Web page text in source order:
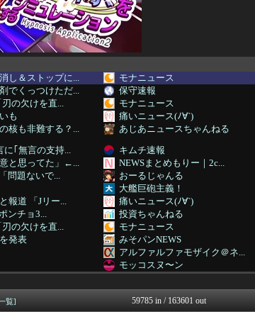
し＆ストップに...
モナニュース
でくっつけただ...
保守速報
の欠けを直...
モナニュース
も
痛いニュース(ﾉ∀`)
核も非難する？...
あじあニュースちゃんねる
｢無言の支持...
キムチ速報
と思ってた」←...
NEWSまとめもりー｜2c...
問題ないで...
おーるじゃんる
大艦巨砲主義！
報道 「Jリー...
痛いニュース(ﾉ∀`)
ンチョ3...
投資ちゃんねる
の欠けを直...
モナニュース
発表
みそパンNEWS
アルファルファモザイク＠ネ...
モッコスヌ〜ン
国難にあってもの申す！！
かせまと！
覧] 59785 in / 163601 out